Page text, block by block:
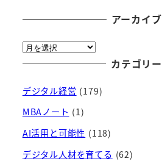
アーカイブ
ア
ー
イ
ブ
カテゴリー
デジタル経営 (179)
MBAノート (1)
AI活用と可能性 (118)
デジタル人材を育てる (62)